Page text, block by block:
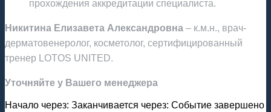
прохождения аккредитации специалиста.
Никитина Елизавета Александровна – к.м.н., врач-
дерматовенеролог, косметолог, сертифицированный
тренер LOTOS UNITED.
Уточняйте у Вашего менеджера
Начало через: Заканчивается через: Событие завершено